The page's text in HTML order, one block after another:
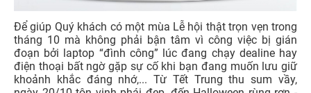
Để giúp Quý khách có một mùa Lễ hội thật trọn vẹn trong
tháng 10 mà không phải bận tâm vì công việc bị gián
đoạn bởi laptop “đình công” lúc đang chạy dealine hay
điện thoại bất ngờ gặp sự cố khi bạn đang muốn lưu giữ
khoảnh khắc đáng nhớ,... Từ Tết Trung thu sum vầy,